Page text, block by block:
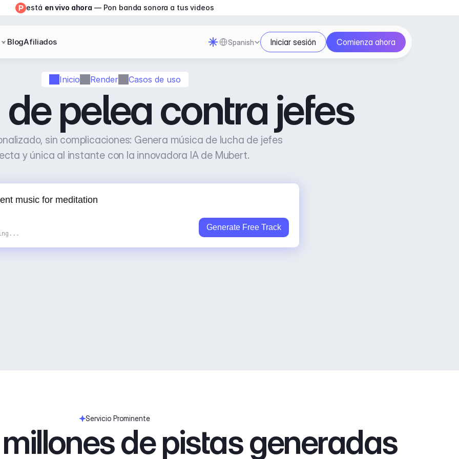
Inicio Render Casos de uso
pelea contra jefes
sin complicaciones: Genera música de lucha de jefes
y única al instante con la innovadora IA de Mubert.
Generate Free Track
Servicio Prominente
de pistas generadas
está en vivo ahora — Pon banda sonora a tus videos
BlogAfiliados Select Language
Spanish Iniciar sesión Comienza ahora